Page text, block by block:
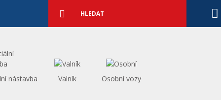
vyhledávání
Vyhledat
nástavba Valník Osobní vozy